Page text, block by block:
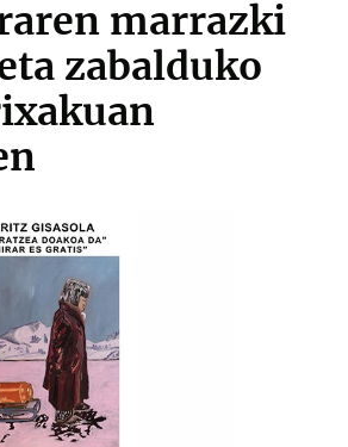
marrazki
zabalduko